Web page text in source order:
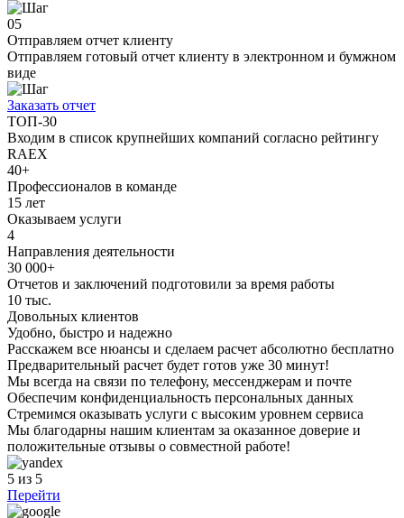
05
Отправляем отчет клиенту
Отправляем готовый отчет клиенту в электронном и бумжном
виде
Заказать отчет
ТОП-30
Входим в список крупнейших компаний согласно рейтингу
RAEX
40+
Профессионалов в команде
15 лет
Оказываем услуги
4
Направления деятельности
30 000+
Отчетов и заключений подготовили за время работы
10 тыс.
Довольных клиентов
Удобно, быстро и надежно
Расскажем все нюансы и сделаем расчет абсолютно бесплатно
Предварительный расчет будет готов уже 30 минут!
Мы всегда на связи по телефону, мессенджерам и почте
Обеспечим конфиденциальность персональных данных
Стремимся оказывать услуги с высоким уровнем сервиса
Мы благодарны нашим клиентам за оказанное доверие и
положительные отзывы о совместной работе!
5 из 5
Перейти